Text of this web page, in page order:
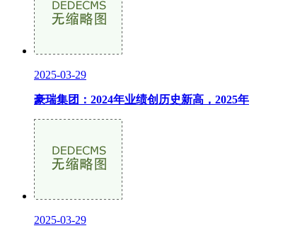
2025-03-29
豪瑞集团：2024年业绩创历史新高，2025年
2025-03-29